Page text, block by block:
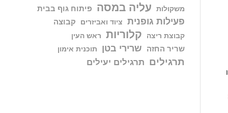
משקולות
עליה במסה פיתוח גוף בבית
פעילות גופנית ציוד ואביזרים קבוצה
קבוצת ריצה קלוריות ראש העין
שריר החזה שרירי בטן תוכנית אימון
תרגילים תרגילים יעילים